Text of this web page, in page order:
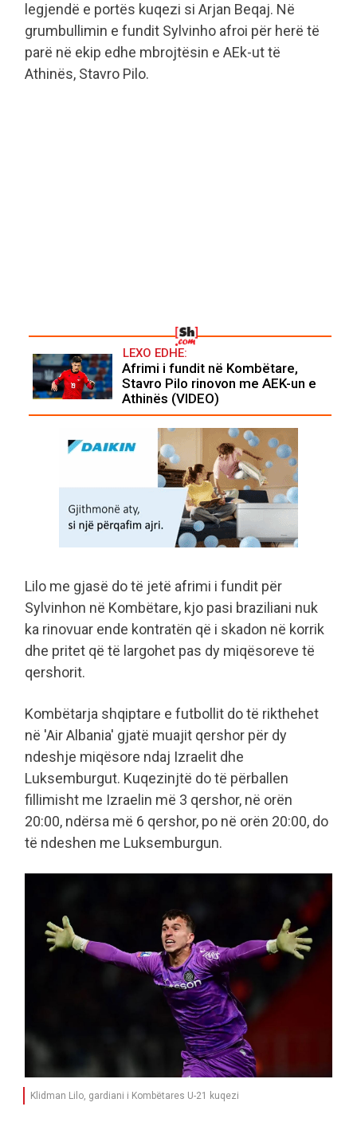
legjendë e portës kuqezi si Arjan Beqaj. Në
grumbullimin e fundit Sylvinho afroi për herë të
parë në ekip edhe mbrojtësin e AEk-ut të
Athinës, Stavro Pilo.
LEXO EDHE:
Afrimi i fundit në Kombëtare,
Stavro Pilo rinovon me AEK-un e
Athinës (VIDEO)
Lilo me gjasë do të jetë afrimi i fundit për
Sylvinhon në Kombëtare, kjo pasi braziliani nuk
ka rinovuar ende kontratën që i skadon në korrik
dhe pritet që të largohet pas dy miqësoreve të
qershorit.
Kombëtarja shqiptare e futbollit do të rikthehet
në 'Air Albania' gjatë muajit qershor për dy
ndeshje miqësore ndaj Izraelit dhe
Luksemburgut. Kuqezinjtë do të përballen
fillimisht me Izraelin më 3 qershor, në orën
20:00, ndërsa më 6 qershor, po në orën 20:00, do
të ndeshen me Luksemburgun.
Klidman Lilo, gardiani i Kombëtares U-21 kuqezi